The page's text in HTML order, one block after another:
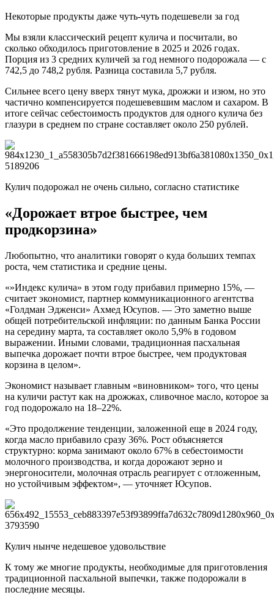
Некоторые продукты даже чуть-чуть подешевели за год
Мы взяли классический рецепт кулича и посчитали, во
сколько обходилось приготовление в 2025 и 2026 годах.
Порция из 3 средних куличей за год немного подорожала — с
742,5 до 748,2 рубля. Разница составила 5,7 рубля.
Сильнее всего цену вверх тянут мука, дрожжи и изюм, но это
частично компенсируется подешевевшим маслом и сахаром. В
итоге сейчас себестоимость продуктов для одного кулича без
глазури в среднем по стране составляет около 250 рублей.
Кулич подорожал не очень сильно, согласно статистике
«Дорожает втрое быстрее, чем
продкорзина»
Любопытно, что аналитики говорят о куда больших темпах
роста, чем статистика и средние цены.
«»Индекс кулича» в этом году прибавил примерно 15%, —
считает экономист, партнер коммуникационного агентства
«Голдман Эдженси» Ахмед Юсупов. — Это заметно выше
общей потребительской инфляции: по данным Банка России
на середину марта, та составляет около 5,9% в годовом
выражении. Иными словами, традиционная пасхальная
выпечка дорожает почти втрое быстрее, чем продуктовая
корзина в целом».
Экономист называет главным «виновником» того, что цены
на куличи растут как на дрожжах, сливочное масло, которое за
год подорожало на 18–22%.
«Это продолжение тенденции, заложенной еще в 2024 году,
когда масло прибавило сразу 36%. Рост объясняется
структурно: корма занимают около 67% в себестоимости
молочного производства, и когда дорожают зерно и
энергоносители, молочная отрасль реагирует с отложенным,
но устойчивым эффектом», — уточняет Юсупов.
Кулич нынче недешевое удовольствие
К тому же многие продукты, необходимые для приготовления
традиционной пасхальной выпечки, также подорожали в
последние месяцы.